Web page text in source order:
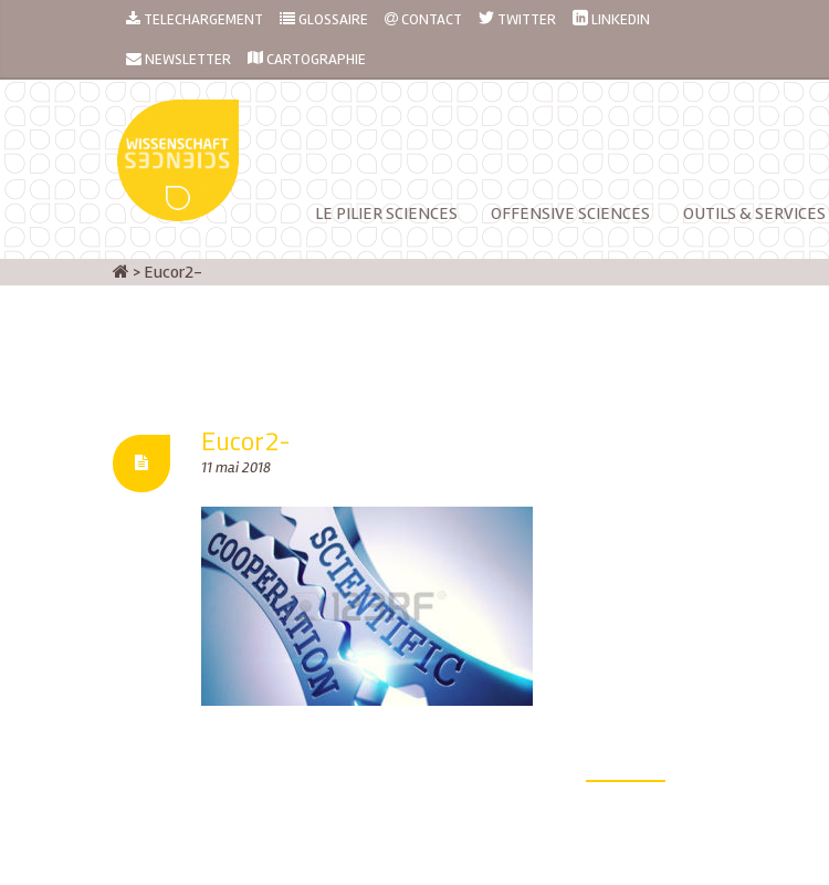
TELECHARGEMENT GLOSSAIRE CONTACT TWITTER LINKEDIN
NEWSLETTER CARTOGRAPHIE
LE PILIER SCIENCES OFFENSIVE SCIENCES OUTILS & SERVICES
> Eucor2-
Eucor2-
11 mai 2018